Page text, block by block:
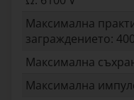
Максимална
заграждението:
Максимална
Максимална